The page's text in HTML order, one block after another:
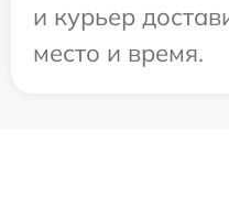
и курьер
место и время.